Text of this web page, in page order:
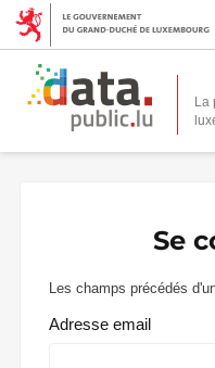
La
Se
Les champs précédés
Adresse email